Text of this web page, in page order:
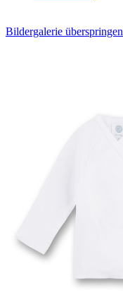
Bildergalerie überspringen